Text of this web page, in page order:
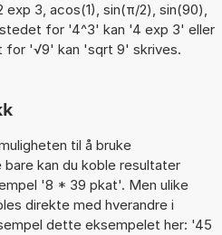
3, acos(1), sin(π/2), sin(90),
for '4^3' kan '4 exp 3' eller
for '√9' kan 'sqrt 9' skrives.
til å bruke
kan du koble resultater
'8 * 39 pkat'. Men ulike
direkte med hverandre i
dette eksempelet her: '45